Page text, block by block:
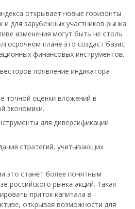
открывает новые горизонты
и для зарубежных участников рынка.
изменения могут быть не столь
плане это создаст базис
финансовых инструментов.
появление индикатора
точной оценки вложений в
экономики.
для диверсификации
стратегий, учитывающих
это станет более понятным
российского рынка акций. Такая
приток капитала в
открывая возможности для